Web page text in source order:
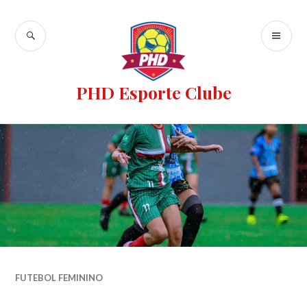
PHD Esporte Clube
FUTEBOL FEMININO